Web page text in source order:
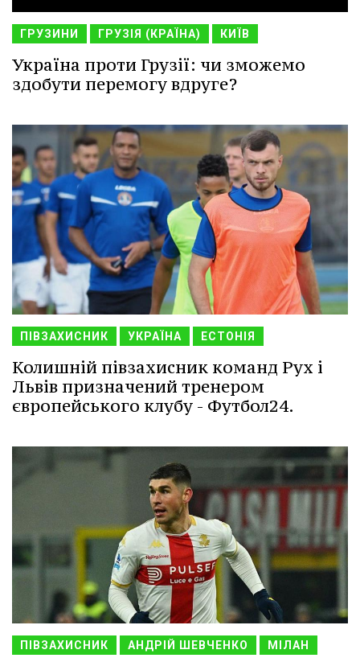
ГРУЗИНИ ГРУЗІЯ (КРАЇНА) КИЇВ
Україна проти Грузії: чи зможемо
здобути перемогу вдруге?
ПІВЗАХИСНИК УКРАЇНА ЕСТОНІЯ
Колишній півзахисник команд Рух і
Львів призначений тренером
європейського клубу - Футбол24.
ПІВЗАХИСНИК АНДРІЙ ШЕВЧЕНКО МІЛАН